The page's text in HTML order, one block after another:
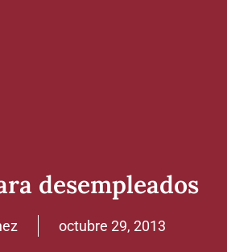
desempleados
octubre 29, 2013